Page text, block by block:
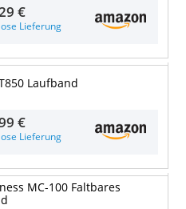
€
Lieferung
Laufband
€
Lieferung
MC-100 Faltbares